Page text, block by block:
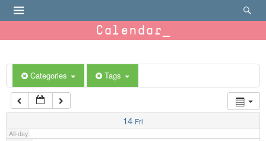
Calendar
Categories Tags
14 Fri
All-day
6:00 am
7:00 am